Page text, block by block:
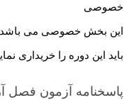
خصوصی
این بخش خصوصی می باشد.
باید این دوره را خریداری
پاسخنامه آزمون فصل